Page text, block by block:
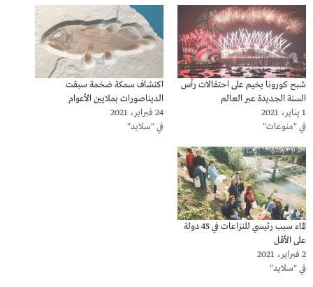
شبح كورونا يخيم على احتفالات رأس
السنة الجديدة عبر العالم
1 يناير، 2021
في "منوعات"
اكتشاف سمكة ضخمة سبقت
الديناصورات بملايين الأعوام
24 فبراير، 2021
في "سلايد"
الماء سبب رئيسي للنزاعات في 45 دولة
على الأقل
2 فبراير، 2021
في "سلايد"